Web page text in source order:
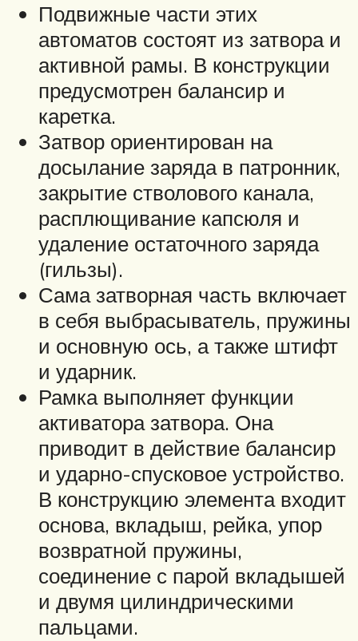
Подвижные части этих
автоматов состоят из затвора и
активной рамы. В конструкции
предусмотрен балансир и
каретка.
Затвор ориентирован на
досылание заряда в патронник,
закрытие стволового канала,
расплющивание капсюля и
удаление остаточного заряда
(гильзы).
Сама затворная часть включает
в себя выбрасыватель, пружины
и основную ось, а также штифт
и ударник.
Рамка выполняет функции
активатора затвора. Она
приводит в действие балансир
и ударно-спусковое устройство.
В конструкцию элемента входит
основа, вкладыш, рейка, упор
возвратной пружины,
соединение с парой вкладышей
и двумя цилиндрическими
пальцами.